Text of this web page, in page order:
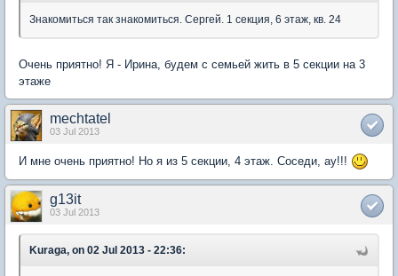
Знакомиться так знакомиться. Сергей. 1 секция, 6 этаж, кв. 24
Очень приятно! Я - Ирина, будем с семьей жить в 5 секции на 3
этаже
mechtatel
03 Jul 2013
И мне очень приятно! Но я из 5 секции, 4 этаж. Соседи, ау!!!
g13it
03 Jul 2013
Kuraga, on 02 Jul 2013 - 22:36: